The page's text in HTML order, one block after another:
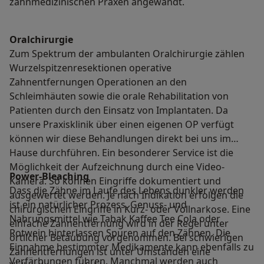
Oralchirurgie
Zum Spektrum der ambulanten Oralchirurgie zählen
Wurzelspitzenresektionen operative
Zahnentfernungen Operationen an den
Schleimhäuten sowie die orale Rehabilitation von
Patienten durch den Einsatz von Implantaten. Da
unsere Praxisklinik über einen eigenen OP verfügt
können wir diese Behandlungen direkt bei uns im
Hause durchführen. Ein besonderer Service ist die
Möglichkeit der Aufzeichnung durch eine Video-
Kamera. So können Eingriffe dokumentiert und
ausgewertet werden. Je nach Indikation erfolgen die
chirurgischen Eingriffe in Kurz- oder Vollnarkose. Eine
einfache Zahnentfernung wird in der Regel unter
örtlicher Betäubung vorgenommen. Bei schwierigen
Zahnentfernungen ist unter Umständen eine
Power-Bleaching
Dass die Zähne im Laufe des Lebens dunkler werden
ist ein natürlicher Prozess. Genuss- und
Nahrungsmittel wie Tabak Kaffee Tee Cola oder
Rotwein hinterlassen Spuren auf den Zähnen. Die
Einnahme bestimmter Medikamente kann ebenfalls zu
Verfärbungen führen. Manchmal werden auch